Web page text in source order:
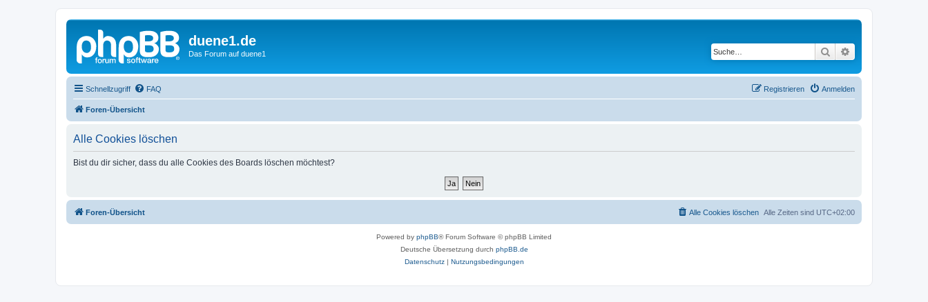
duene1.de
Das Forum auf duene1 Suche
Schnellzugriff FAQ Anmelden
Registrieren
Foren-Übersicht
Alle Cookies löschen
Bist du dir sicher, dass du alle Cookies des Boards löschen möchtest?
Foren-Übersicht Alle Zeiten sind UTC+02:00
Alle Cookies löschen
Powered by phpBB® Forum Software © phpBB Limited
Deutsche Übersetzung durch phpBB.de
Datenschutz| Nutzungsbedingungen